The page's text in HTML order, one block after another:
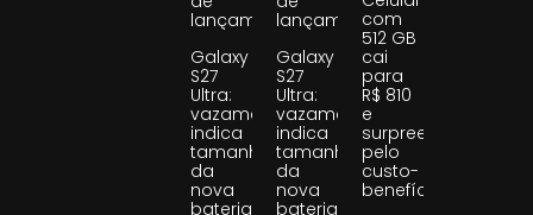
lançamento
Galaxy
S27
Ultra:
vazamento
indica
tamanho
da
nova
bateria
lançamento
Galaxy
S27
Ultra:
vazamento
indica
tamanho
da
nova
bateria
com
512 GB
cai
para
R$ 810
e
surpreende
pelo
custo-
benefício